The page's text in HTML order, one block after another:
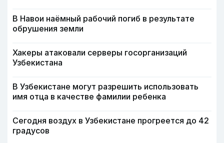
В Навои наёмный рабочий погиб в результате
обрушения земли
Хакеры атаковали серверы госорганизаций
Узбекистана
В Узбекистане могут разрешить использовать
имя отца в качестве фамилии ребенка
Сегодня воздух в Узбекистане прогреется до 42
градусов